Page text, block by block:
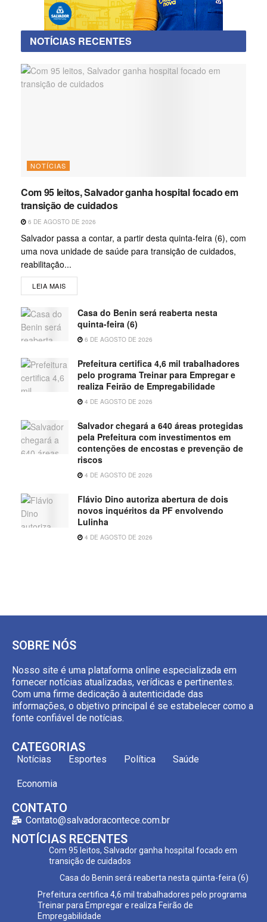
NOTÍCIAS RECENTES
NOTÍCIAS
Com 95 leitos, Salvador ganha hospital focado em
transição de cuidados
6 DE AGOSTO DE 2026
Salvador passa a contar, a partir desta quinta-feira (6), com
uma nova unidade de saúde para transição de cuidados,
reabilitação...
LEIA MAIS
Casa do Benin será reaberta nesta
quinta-feira (6)
6 DE AGOSTO DE 2026
Prefeitura certifica 4,6 mil trabalhadores
pelo programa Treinar para Empregar e
realiza Feirão de Empregabilidade
4 DE AGOSTO DE 2026
Salvador chegará a 640 áreas protegidas
pela Prefeitura com investimentos em
contenções de encostas e prevenção de
riscos
4 DE AGOSTO DE 2026
Flávio Dino autoriza abertura de dois
novos inquéritos da PF envolvendo
Lulinha
4 DE AGOSTO DE 2026
SOBRE NÓS
Nosso site é uma plataforma online especializada em
fornecer notícias atualizadas, verídicas e pertinentes.
Com uma firme dedicação à autenticidade das
informações, o objetivo principal é se estabelecer como a
fonte confiável de notícias.
CATEGORIAS
Notícias Esportes Política Saúde
Economia
CONTATO
Contato@salvadoracontece.com.br
NOTÍCIAS RECENTES
Com 95 leitos, Salvador ganha hospital focado em
transição de cuidados
Casa do Benin será reaberta nesta quinta-feira (6)
Prefeitura certifica 4,6 mil trabalhadores pelo programa
Treinar para Empregar e realiza Feirão de
Empregabilidade